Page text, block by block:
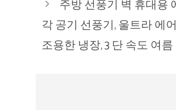
주방 선풍기 벽 휴대용
각 공기 선풍기, 울트라 에
조용한 냉장, 3 단 속도 여름